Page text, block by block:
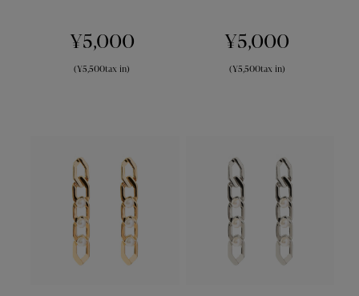
¥5,000
(¥5,500tax in)
¥5,000
(¥5,500tax in)